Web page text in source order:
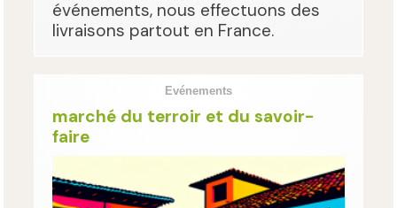
événements, nous effectuons des
livraisons partout en France.
Evénements
marché du terroir et du savoir-
faire